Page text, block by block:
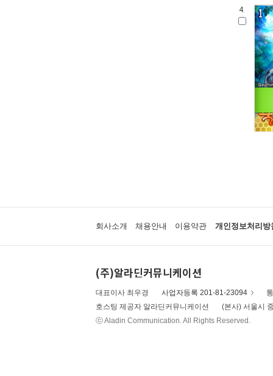
4.
회사소개 채용안내 이용약관 개인정보처리방
(주)알라딘커뮤니케이션
대표이사 최우경 사업자등록 201-81-23094
호스팅 제공자 알라딘커뮤니케이션
(본사) 서울시
ⓒ Aladin Communication. All Rights Reserved.